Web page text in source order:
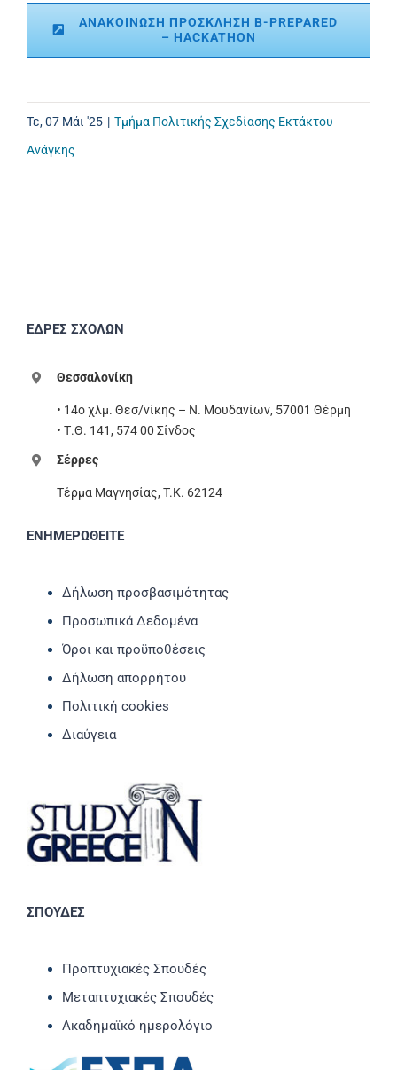
ΑΝΑΚΟΙΝΩΣΗ ΠΡΟΣΚΛΗΣΗ B-PREPARED
– HACKATHON
Τε, 07 Μάι '25 | Τμήμα Πολιτικής Σχεδίασης Εκτάκτου
Ανάγκης
ΕΔΡΕΣ ΣΧΟΛΩΝ
Θεσσαλονίκη
• 14ο χλμ. Θεσ/νίκης – Ν. Μουδανίων, 57001 Θέρμη
• Τ.Θ. 141, 574 00 Σίνδος
Σέρρες
Τέρμα Μαγνησίας, T.K. 62124
ΕΝΗΜΕΡΩΘΕΙΤΕ
Δήλωση προσβασιμότητας
Προσωπικά Δεδομένα
Όροι και προϋποθέσεις
Δήλωση απορρήτου
Πολιτική cookies
Διαύγεια
ΣΠΟΥΔΕΣ
Προπτυχιακές Σπουδές
Μεταπτυχιακές Σπουδές
Ακαδημαϊκό ημερολόγιο